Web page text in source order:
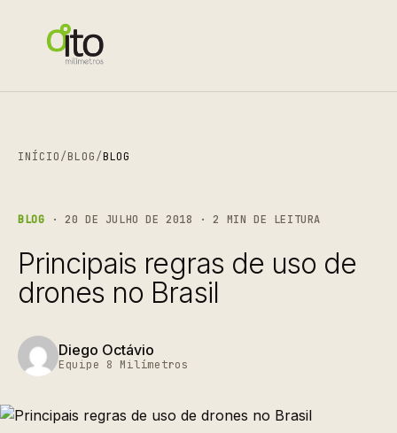
INÍCIO/BLOG/BLOG
BLOG · 20 DE JULHO DE 2018 · 2 MIN DE LEITURA
Principais regras de uso de
drones no Brasil
Diego Octávio
Equipe 8 Milímetros